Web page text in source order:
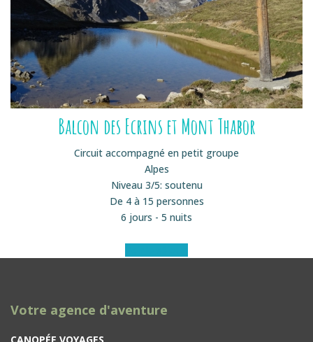
Balcon des Ecrins et Mont Thabor
Circuit accompagné en petit groupe
Alpes
Niveau 3/5: soutenu
De 4 à 15 personnes
6 jours - 5 nuits
Votre agence d'aventure